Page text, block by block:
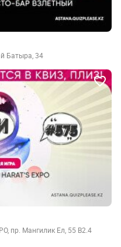
Батыра, 34
пр. Мангилик Ел, 55 B2.4